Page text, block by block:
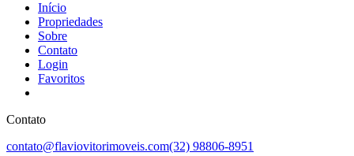
Início
Propriedades
Sobre
Contato
Login
Favoritos
Contato
contato@flaviovitorimoveis.com(32) 98806-8951